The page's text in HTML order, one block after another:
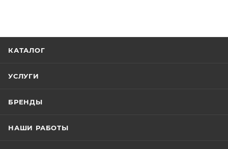
КАТАЛОГ
УСЛУГИ
БРЕНДЫ
НАШИ РАБОТЫ